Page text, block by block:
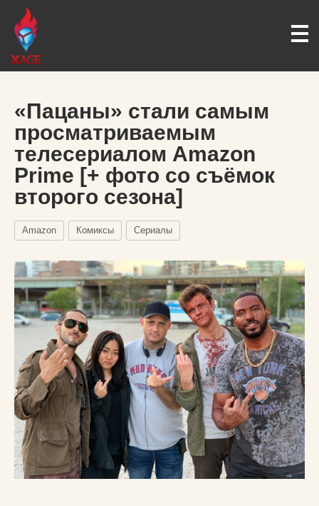
«Пацаны» стали самым
просматриваемым
телесериалом Amazon
Prime [+ фото со съёмок
второго сезона]
Amazon Комиксы Сериалы